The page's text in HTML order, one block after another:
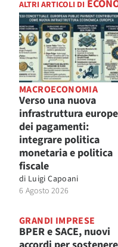
ALTRI ARTICOLI DI
MACROECONOMIA
Verso una nuova
infrastruttura
dei pagamenti:
integrare politica
monetaria e politica
fiscale
di Luigi Capoani
6 Agosto 2026
GRANDI IMPRESE
BPER e SACE, nuovi